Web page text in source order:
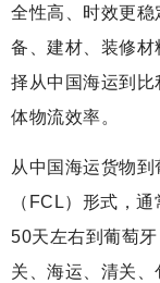
全性高、时效更
备、建材、装修
择从中国海运到
体物流效率。
从中国海运货物
（FCL）形式，
50天左右到葡萄
关、海运、清关